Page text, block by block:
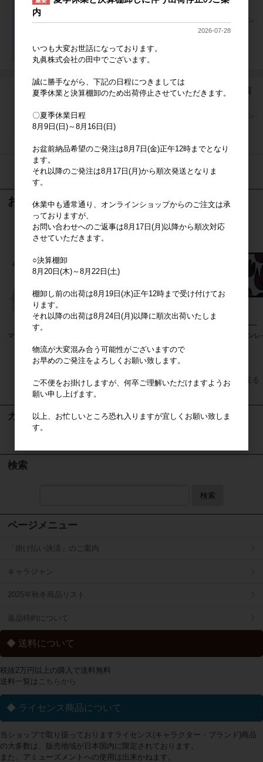
240匁 全白タオル
オープン
白タオル オールパイル(AP) フェイスタオル 中国
オープン
13件中 1〜13件目
おすすめ商品
マーメイドブランケット フィン
すべてのおすすめ商品を見る
カート
検索
検索
ページメニュー
「掛け払い決済」のご案内
キャラジャン
2025年秋冬商品リスト
返品特約について
◆ 送料について
税抜2万円以上の購入で送料無料
送料一覧は こちらから
◆ ライセンス商品について
当ショップで取り扱っておりますライセンス(キャラクター・ブランド)商品
の大多数は、販売地域が日本国内に限定されております。
また、アミューズメントへの使用は出来かねます。
内
2026-07-28
いつも大変お世話になっております。
丸眞株式会社の田中でございます。
誠に勝手ながら、下記の日程につきましては
夏季休業と決算棚卸のため出荷停止させていただきます。
〇夏季休業日程
8月9日(日)～8月16日(日)
お盆前納品希望のご発注は8月7日(金)正午12時までとなり
ます。
それ以降のご発注は8月17日(月)から順次発送となりま
す。
休業中も通常通り、オンラインショップからのご注文は承
っておりますが、
お問い合わせへのご返事は8月17日(月)以降から順次対応
させていただきます。
○決算棚卸
8月20日(木)～8月22日(土)
棚卸し前の出荷は8月19日(水)正午12時まで受け付けてお
ります。
それ以降の出荷は8月24日(月)以降に順次出荷いたしま
す。
物流が大変混み合う可能性がございますので
お早めのご発注をよろしくお願い致します。
ご不便をお掛けしますが、何卒ご理解いただけますようお
願い申し上げます。
以上、お忙しいところ恐れ入りますが宜しくお願い致しま
す。